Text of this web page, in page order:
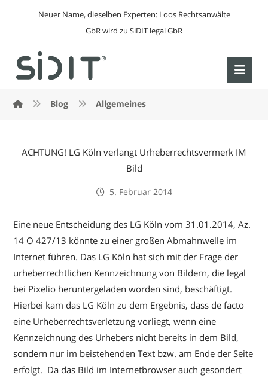
Neuer Name, dieselben Experten: Loos Rechtsanwälte
GbR wird zu SiDIT legal GbR
Blog Allgemeines
ACHTUNG! LG Köln verlangt Urheberrechtsvermerk IM
Bild
5. Februar 2014
Eine neue Entscheidung des LG Köln vom 31.01.2014, Az.
14 O 427/13 könnte zu einer großen Abmahnwelle im
Internet führen. Das LG Köln hat sich mit der Frage der
urheberrechtlichen Kennzeichnung von Bildern, die legal
bei Pixelio heruntergeladen worden sind, beschäftigt.
Hierbei kam das LG Köln zu dem Ergebnis, dass de facto
eine Urheberrechtsverletzung vorliegt, wenn eine
Kennzeichnung des Urhebers nicht bereits in dem Bild,
sondern nur im beistehenden Text bzw. am Ende der Seite
erfolgt. Da das Bild im Internetbrowser auch gesondert